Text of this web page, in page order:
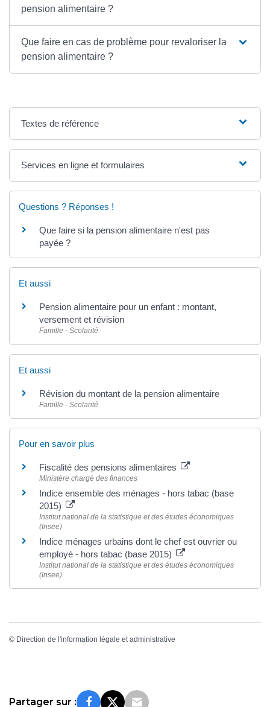
pension alimentaire ?
Que faire en cas de problème pour revaloriser la
pension alimentaire ?
Textes de référence
Services en ligne et formulaires
Questions ? Réponses !
Que faire si la pension alimentaire n'est pas
payée ?
Et aussi
Pension alimentaire pour un enfant : montant,
versement et révision
Famille - Scolarité
Et aussi
Révision du montant de la pension alimentaire
Famille - Scolarité
Pour en savoir plus
Fiscalité des pensions alimentaires
Ministère chargé des finances
Indice ensemble des ménages - hors tabac (base
2015)
Institut national de la statistique et des études économiques
(Insee)
Indice ménages urbains dont le chef est ouvrier ou
employé - hors tabac (base 2015)
Institut national de la statistique et des études économiques
(Insee)
© Direction de l'information légale et administrative
Partager sur :